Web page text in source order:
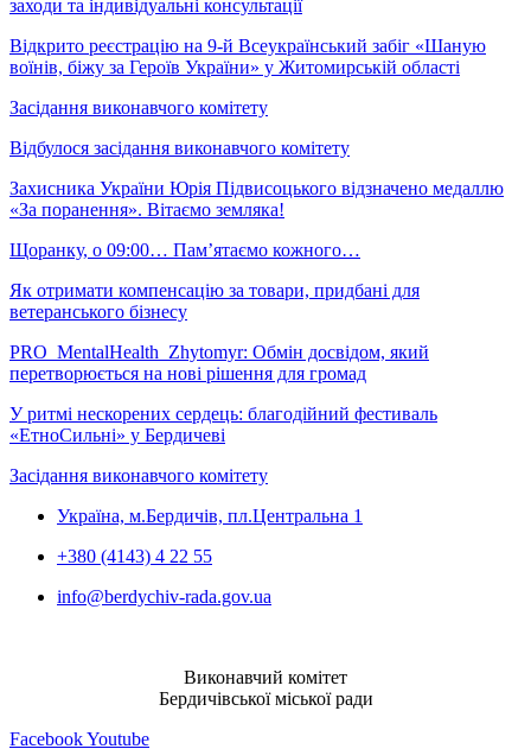
заходи та індивідуальні консультації
Відкрито реєстрацію на 9-й Всеукраїнський забіг «Шаную
воїнів, біжу за Героїв України» у Житомирській області
Засідання виконавчого комітету
Відбулося засідання виконавчого комітету
Захисника України Юрія Підвисоцького відзначено медаллю
«За поранення». Вітаємо земляка!
Щоранку, о 09:00… Пам’ятаємо кожного…
Як отримати компенсацію за товари, придбані для
ветеранського бізнесу
PRO_MentalHealth_Zhytomyr: Обмін досвідом, який
перетворюється на нові рішення для громад
У ритмі нескорених сердець: благодійний фестиваль
«ЕтноСильні» у Бердичеві
Засідання виконавчого комітету
Україна, м.Бердичів, пл.Центральна 1
+380 (4143) 4 22 55
info@berdychiv-rada.gov.ua
Виконавчий комітет
Бердичівської міської ради
FacebookYoutube